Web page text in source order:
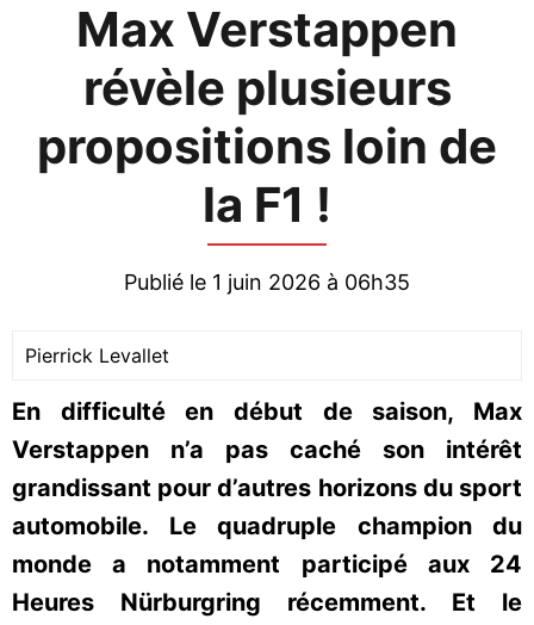
Max Verstappen
révèle plusieurs
propositions loin de
la F1 !
Publié le 1 juin 2026 à 06h35
Pierrick Levallet
En difficulté en début de saison, Max
Verstappen n’a pas caché son intérêt
grandissant pour d’autres horizons du sport
automobile. Le quadruple champion du
monde a notamment participé aux 24
Heures Nürburgring récemment. Et le